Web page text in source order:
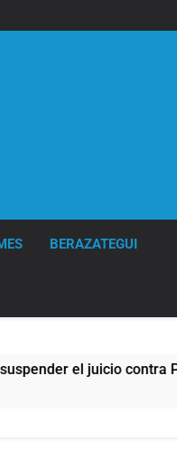
BERAZATEGUI
juicio contra Pity Alvarez